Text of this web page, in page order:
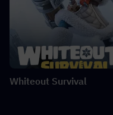
Whiteout Survival